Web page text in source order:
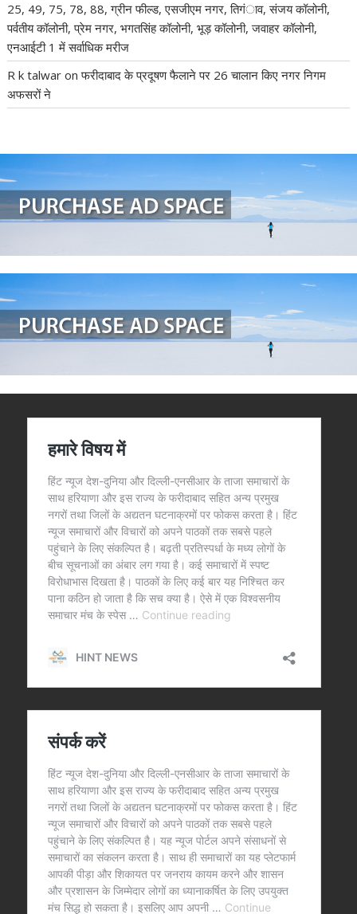
25, 49, 75, 78, 88, ग्रीन फील्ड, एसजीएम नगर, तिगंाव, संजय कॉलोनी,
पर्वतीय कॉलोनी, प्रेम नगर, भगतसिंह कॉलोनी, भूड़ कॉलोनी, जवाहर कॉलोनी,
एनआईटी 1 में सर्वाधिक मरीज
R k talwar onफरीदाबाद के प्रदूषण फैलाने पर 26 चालान किए नगर निगम
अफसरों ने